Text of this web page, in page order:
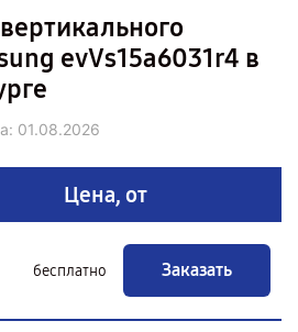
evVs15a6031r4 в
01.08.2026
Цена, от
бесплатно Заказать